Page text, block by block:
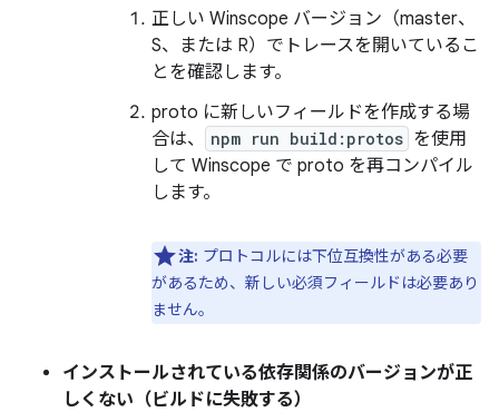
正しい Winscope バージョン（master、
S、または R）でトレースを開いているこ
とを確認します。
proto に新しいフィールドを作成する場
合は、
npm run build:protos を使用
して Winscope で proto を再コンパイル
します。
注: プロトコルには下位互換性がある必要
があるため、新しい必須フィールドは必要あり
ません。
インストールされている依存関係のバージョンが正
しくない（ビルドに失敗する）